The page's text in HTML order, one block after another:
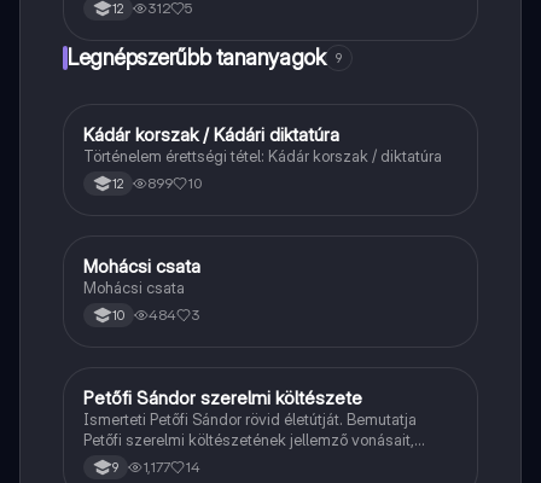
12 312 5
Legnépszerűbb tananyagok 9
Töri
Kádár korszak / Kádári diktatúra
Történelem érettségi tétel: Kádár korszak / diktatúra
12 899 10
Magyar
Mohácsi csata
Mohácsi csata
10 484 3
Magyar
Petőfi Sándor szerelmi költészete
Ismerteti Petőfi Sándor rövid életútját. Bemutatja
Petőfi szerelmi költészetének jellemző vonásait,
vereseinek ihletőit és külön kitér a hitvesi
9 1,177 14